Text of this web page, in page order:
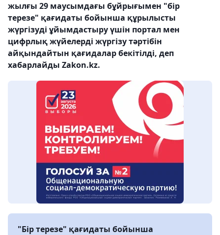
жылғы 29 маусымдағы бұйрығымен "бір
терезе" қағидаты бойынша құрылысты
жүргізуді ұйымдастыру үшін портал мен
цифрлық жүйелерді жүргізу тәртібін
айқындайтын қағидалар бекітілді, деп
хабарлайды Zakon.kz.
"Бір терезе" қағидаты бойынша